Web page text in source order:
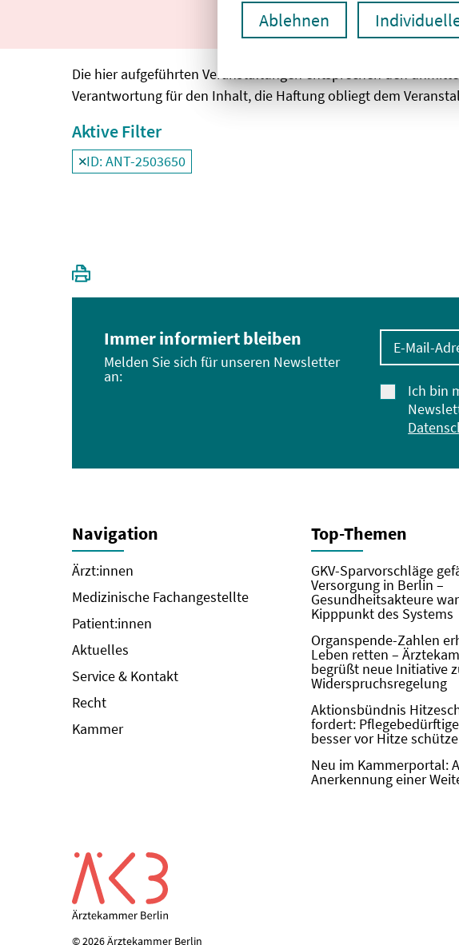
Ablehnen
Die hier aufgeführten Veranstaltungen entsprechen den
Verantwortung für den Inhalt, die Haftung obliegt dem
Aktive Filter
Filter
ID: ANT-2503650
deaktivieren und Suchergebnisse neu laden
Immer informiert bleiben
Melden Sie sich für unseren Newsletter
an:
E-Mail-
Ich bin
Navigation
Ärzt:innen
Medizinische Fachangestellte
Patient:innen
Aktuelles
Service & Kontakt
Recht
Kammer
Top-Themen
GKV-Sparvorschläge
Versorgung in Berlin –
Gesundheitsakteure
Kipppunkt des Systems
Organspende-Zahlen
Leben retten –
begrüßt neue Initiative
Widerspruchsregelung
Aktionsbündnis
fordert:
besser vor Hitze
Neu im Kammerportal:
Anerkennung einer
© 2026 Ärztekammer Berlin